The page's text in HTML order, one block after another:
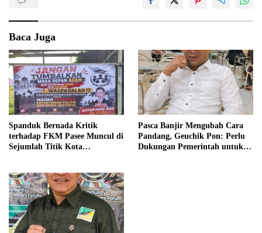
Baca Juga
Spanduk Bernada Kritik
terhadap FKM Pasee Muncul di
Sejumlah Titik Kota
Pasca Banjir Mengubah Cara
Pandang, Geuchik Pon: Perlu
Dukungan Pemerintah untuk